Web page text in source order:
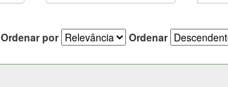
Ordenar por Ordenar